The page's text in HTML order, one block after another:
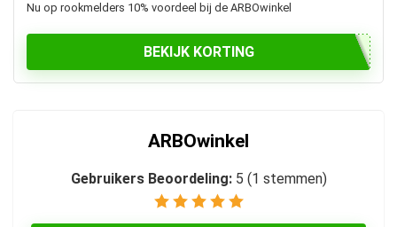
Nu op rookmelders 10% voordeel bij de ARBOwinkel
BEKIJK KORTING
ARBOwinkel
Gebruikers Beoordeling: 5 (1 stemmen)